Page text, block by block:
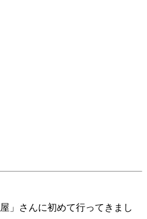
」さんに初めて行ってきまし